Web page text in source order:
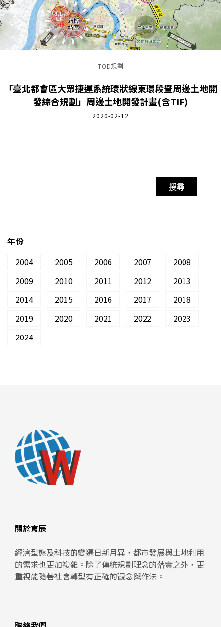
TOD規劃
「臺北都會區大眾捷運系統環狀線東環段暨周邊土地開
發綜合規劃」周邊土地開發計畫(含TIF)
2020-02-12
年份
2004
2005 2006 2007
2008
2009
2010 2011 2012
2013
2014
2015 2016 2017
2018
2019
2020 2021 2022
2023
2024
關於育辰
經濟型態及科技的變遷日新月異，都市發展與土地利用
的需求也更加複雜。除了傳統規劃理念的落實之外，更
重視能隨著社會轉型有正確的觀念與作法。